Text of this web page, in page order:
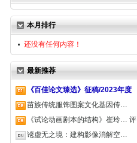
本月排行
还没有任何内容！
最新推荐
《百佳论文臻选》征稿/2023年度
苗族传统服饰图案文化基因传…
《试论动画剧本的结构》崔玲… 评
论
《虚无之境：建构影像消解空…